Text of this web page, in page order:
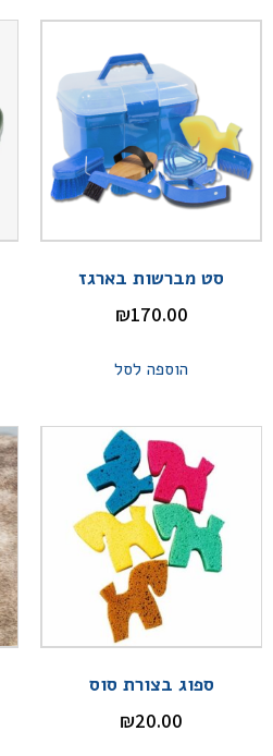
סט מברשות בארגז
₪170.00
הוספה לסל
ספוג בצורת סוס
₪20.00